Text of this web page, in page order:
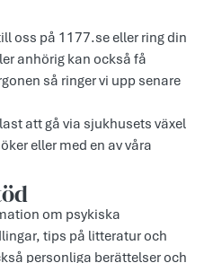
oss på 1177.se eller ring din
anhörig kan också få
så ringer vi upp senare
att gå via sjukhusets växel
eller med en av våra
om psykiska
tips på litteratur och
personliga berättelser och